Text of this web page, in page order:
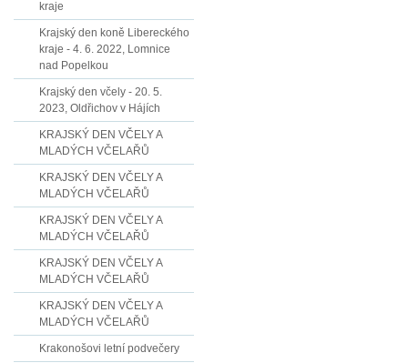
kraje
Krajský den koně Libereckého
kraje - 4. 6. 2022, Lomnice
nad Popelkou
Krajský den včely - 20. 5.
2023, Oldřichov v Hájích
KRAJSKÝ DEN VČELY A
MLADÝCH VČELAŘŮ
KRAJSKÝ DEN VČELY A
MLADÝCH VČELAŘŮ
KRAJSKÝ DEN VČELY A
MLADÝCH VČELAŘŮ
KRAJSKÝ DEN VČELY A
MLADÝCH VČELAŘŮ
KRAJSKÝ DEN VČELY A
MLADÝCH VČELAŘŮ
Krakonošovi letní podvečery